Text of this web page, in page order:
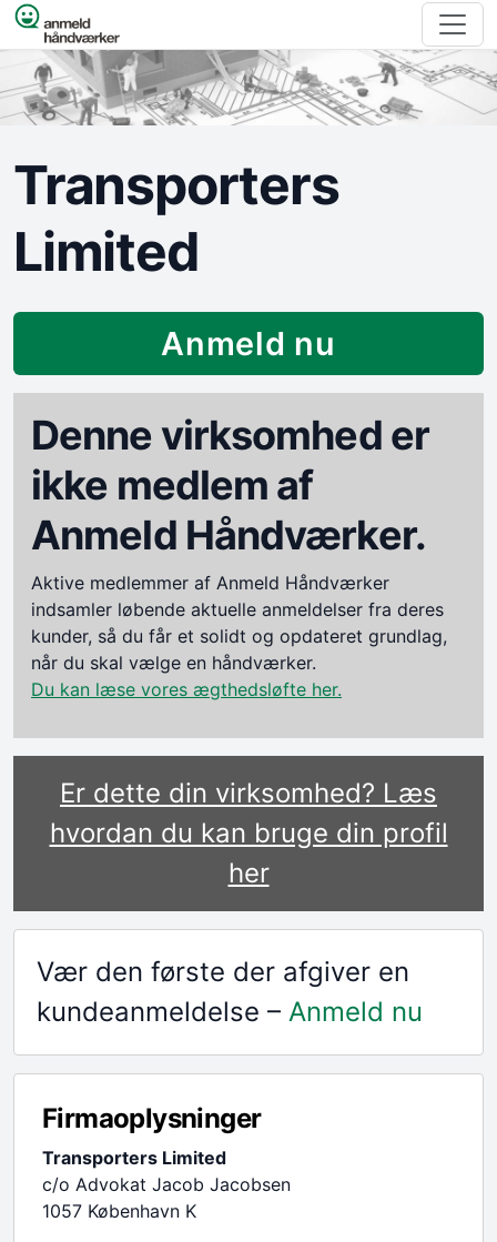
Spring til indhold
Transporters
Limited
Anmeld nu
Denne virksomhed er
ikke medlem af
Anmeld Håndværker.
Aktive medlemmer af Anmeld Håndværker
indsamler løbende aktuelle anmeldelser fra deres
kunder, så du får et solidt og opdateret grundlag,
når du skal vælge en håndværker.
Du kan læse vores ægthedsløfte her.
Er dette din virksomhed? Læs
hvordan du kan bruge din profil
her
Vær den første der afgiver en
kundeanmeldelse – Anmeld nu
Firmaoplysninger
Transporters Limited
c/o Advokat Jacob Jacobsen
1057 København K